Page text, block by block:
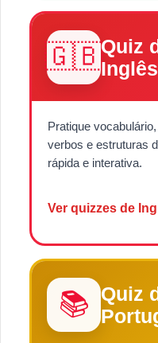
🇬🇧Quiz
Inglês
Pratique
verbos e estruturas
rápida e interativa.
Ver quizzes de
📚
Quiz